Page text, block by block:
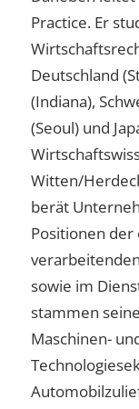
Practice. Er
Deutschland
(Indiana),
(Seoul) und
Witten/
berät
Positionen
sowie im
stammen
Maschinen-